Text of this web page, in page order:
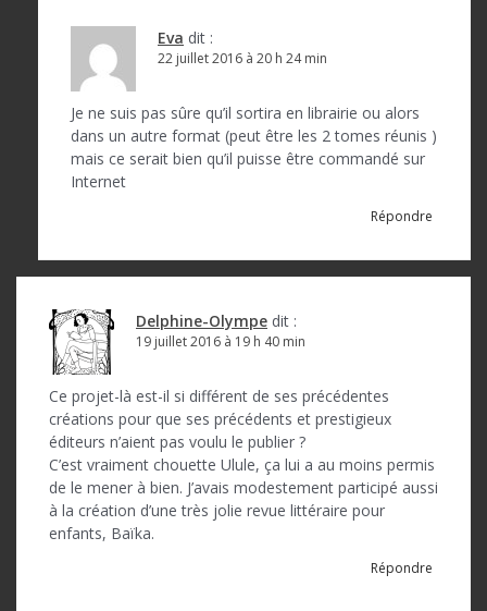
Eva dit :
22 juillet 2016 à 20 h 24 min
Je ne suis pas sûre qu’il sortira en librairie ou alors
dans un autre format (peut être les 2 tomes réunis )
mais ce serait bien qu’il puisse être commandé sur
Internet
Répondre
Delphine-Olympe dit :
19 juillet 2016 à 19 h 40 min
Ce projet-là est-il si différent de ses précédentes
créations pour que ses précédents et prestigieux
éditeurs n’aient pas voulu le publier ?
C’est vraiment chouette Ulule, ça lui a au moins permis
de le mener à bien. J’avais modestement participé aussi
à la création d’une très jolie revue littéraire pour
enfants, Baïka.
Répondre